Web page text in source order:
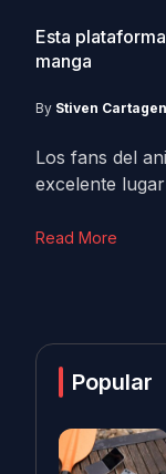
Esta
manga
By Stiven
Los fans del
excelente
Read More
Popular